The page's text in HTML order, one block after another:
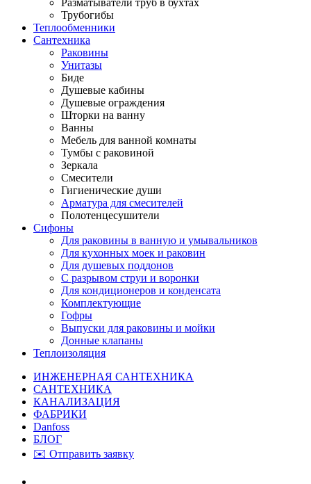
Разматыватели труб в бухтах
Трубогибы
Теплообменники
Сантехника
Раковины
Унитазы
Биде
Душевые кабины
Душевые ограждения
Шторки на ванну
Ванны
Мебель для ванной комнаты
Тумбы с раковиной
Зеркала
Смесители
Гигиенические души
Арматура для смесителей
Полотенцесушители
Сифоны
Для раковины в ванную и умывальников
Для кухонных моек и раковин
Для душевых поддонов
С разрывом струи и воронки
Для кондиционеров и конденсата
Комплектующие
Гофры
Выпуски для раковины и мойки
Донные клапаны
Теплоизоляция
ИНЖЕНЕРНАЯ САНТЕХНИКА
САНТЕХНИКА
КАНАЛИЗАЦИЯ
ФАБРИКИ
Danfoss
БЛОГ
✉️ Отправить заявку